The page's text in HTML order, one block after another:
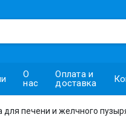
О
нас
Оплата и
доставка
для печени и желчного